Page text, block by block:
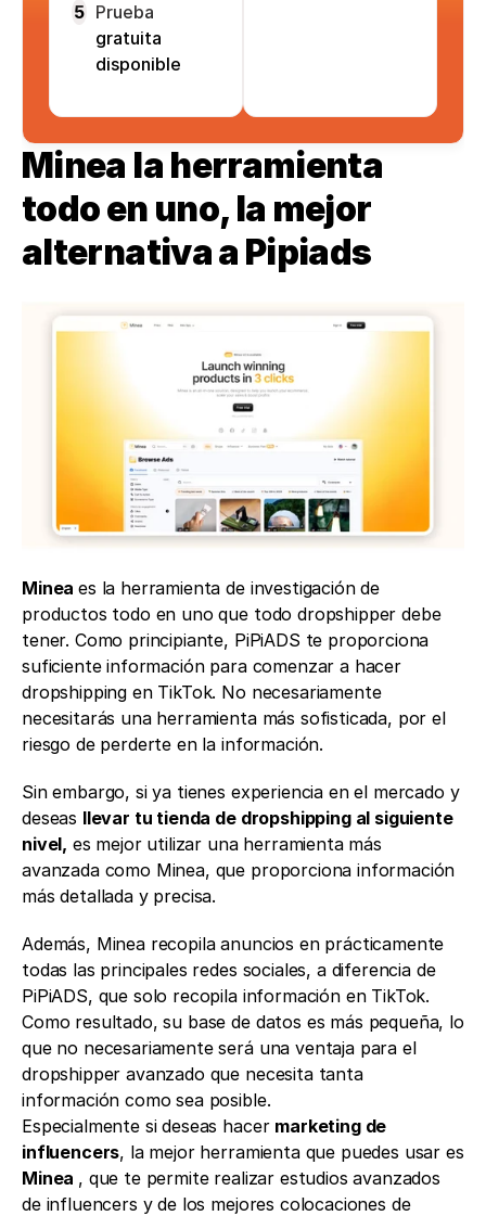
5 Prueba
gratuita
disponible
Minea la herramienta
todo en uno, la mejor
alternativa a Pipiads
Minea es la herramienta de investigación de
productos todo en uno que todo dropshipper debe
tener. Como principiante, PiPiADS te proporciona
suficiente información para comenzar a hacer
dropshipping en TikTok. No necesariamente
necesitarás una herramienta más sofisticada, por el
riesgo de perderte en la información.
Sin embargo, si ya tienes experiencia en el mercado y
deseas llevar tu tienda de dropshipping al siguiente
nivel, es mejor utilizar una herramienta más
avanzada como Minea, que proporciona información
más detallada y precisa.
Además, Minea recopila anuncios en prácticamente
todas las principales redes sociales, a diferencia de
PiPiADS, que solo recopila información en TikTok.
Como resultado, su base de datos es más pequeña, lo
que no necesariamente será una ventaja para el
dropshipper avanzado que necesita tanta
información como sea posible.
Especialmente si deseas hacer marketing de
influencers
Minea , que te permite realizar estudios avanzados
de influencers y de los mejores colocaciones de